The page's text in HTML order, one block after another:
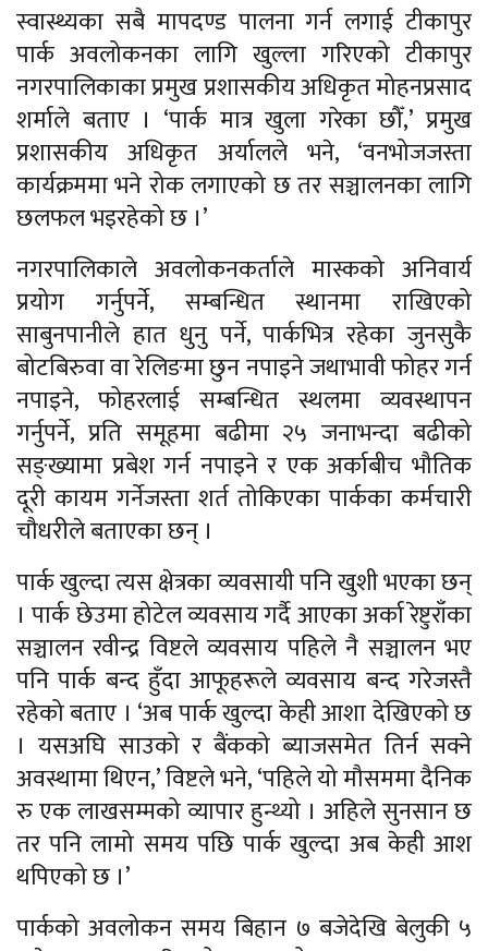
स्वास्थ्यका सबै मापदण्ड पालना गर्न लगाई टीकापुर
पार्क अवलोकनका लागि खुल्ला गरिएको टीकापुर
नगरपालिकाका प्रमुख प्रशासकीय अधिकृत मोहनप्रसाद
शर्माले बताए । ‘पार्क मात्र खुला गरेका छौँ,’ प्रमुख
प्रशासकीय अधिकृत अर्यालले भने, ‘वनभोजजस्ता
कार्यक्रममा भने रोक लगाएको छ तर सञ्चालनका लागि
छलफल भइरहेको छ ।’
नगरपालिकाले अवलोकनकर्ताले मास्कको अनिवार्य
प्रयोग गर्नुपर्ने, सम्बन्धित स्थानमा राखिएको
साबुनपानीले हात धुनु पर्ने, पार्कभित्र रहेका जुनसुकै
बोटबिरुवा वा रेलिङमा छुन नपाइने जथाभावी फोहर गर्न
नपाइने, फोहरलाई सम्बन्धित स्थलमा व्यवस्थापन
गर्नुपर्ने, प्रति समूहमा बढीमा २५ जनाभन्दा बढीको
सङ्ख्यामा प्रबेश गर्न नपाइने र एक अर्काबीच भौतिक
दूरी कायम गर्नेजस्ता शर्त तोकिएका पार्कका कर्मचारी
चौधरीले बताएका छन् ।
पार्क खुल्दा त्यस क्षेत्रका व्यवसायी पनि खुशी भएका छन्
। पार्क छेउमा होटेल व्यवसाय गर्दै आएका अर्का रेष्टुराँका
सञ्चालन रवीन्द्र विष्टले व्यवसाय पहिले नै सञ्चालन भए
पनि पार्क बन्द हुँदा आफूहरूले व्यवसाय बन्द गरेजस्तै
रहेको बताए । ‘अब पार्क खुल्दा केही आशा देखिएको छ
। यसअघि साउको र बैंकको ब्याजसमेत तिर्न सक्ने
अवस्थामा थिएन,’ विष्टले भने, ‘पहिले यो मौसममा दैनिक
रु एक लाखसम्मको व्यापार हुन्थ्यो । अहिले सुनसान छ
तर पनि लामो समय पछि पार्क खुल्दा अब केही आश
थपिएको छ ।’
पार्कको अवलोकन समय बिहान ७ बजेदेखि बेलुकी ५